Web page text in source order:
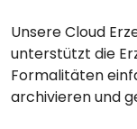
Unsere Cloud
unterstützt die
Formalitäten
archivieren und